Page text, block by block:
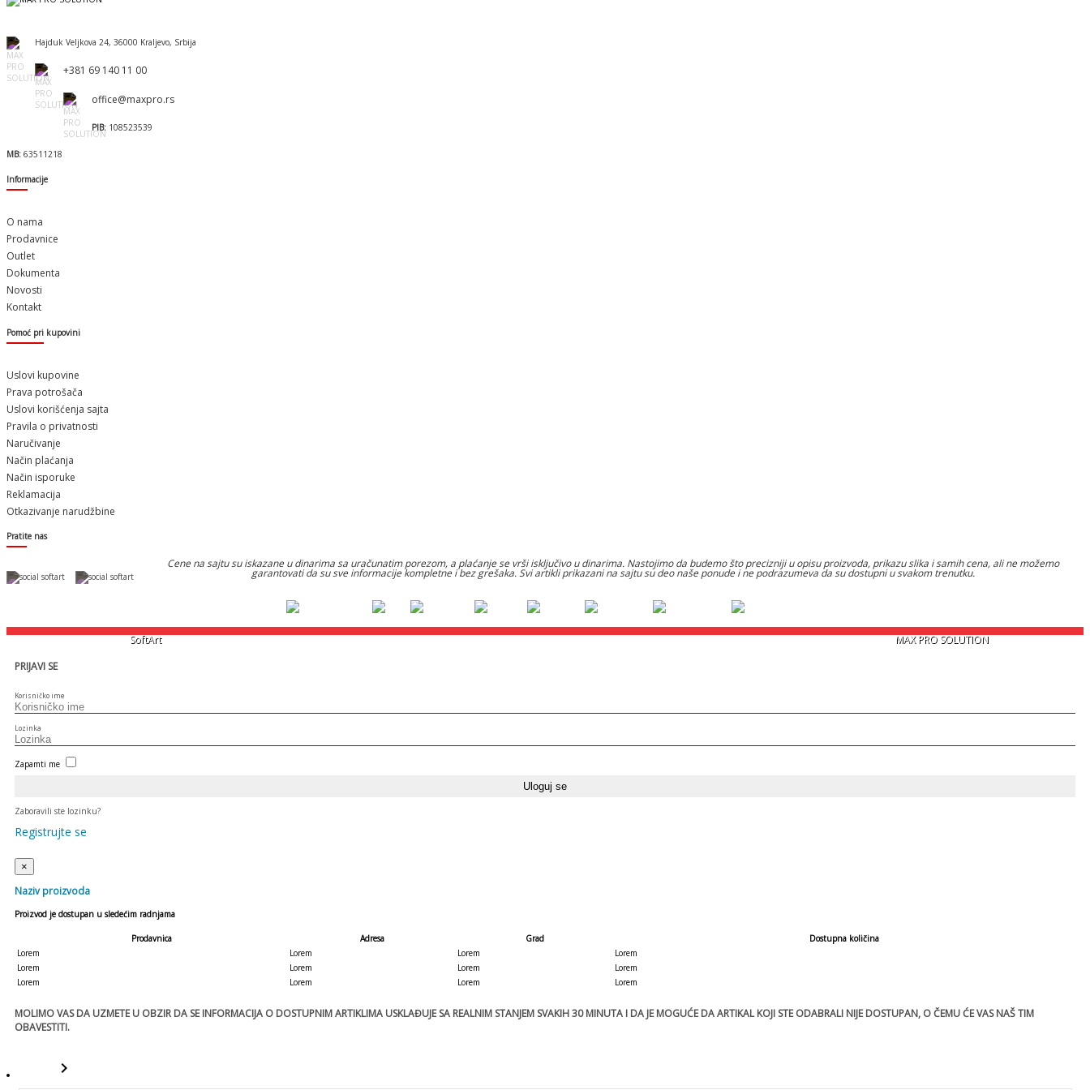
Hajduk Veljkova 24, 36000 Kraljevo, Srbija
+381 69 140 11 00
office@maxpro.rs
PIB: 108523539
MB: 63511218
Informacije
O nama
Prodavnice
Outlet
Dokumenta
Novosti
Kontakt
Pomoć pri kupovini
Uslovi kupovine
Prava potrošača
Uslovi korišćenja sajta
Pravila o privatnosti
Naručivanje
Način plaćanja
Način isporuke
Reklamacija
Otkazivanje narudžbine
Pratite nas
Cene na sajtu su iskazane u dinarima sa uračunatim porezom, a plaćanje se vrši isključivo u dinarima. Nastojimo da budemo što precizniji u opisu proizvoda, prikazu slika i samih cena, ali ne možemo
garantovati da su sve informacije kompletne i bez grešaka. Svi artikli prikazani na sajtu su deo naše ponude i ne podrazumeva da su dostupni u svakom trenutku.
Designed & Developed bySoftArt Copyright © 2026MAX PRO SOLUTION. Sva prava zadržana
PRIJAVI SE
Korisničko ime
Lozinka
Zapamti me
Zaboravili ste lozinku?
Registrujte se
×
Naziv proizvoda
Proizvod je dostupan u sledećim radnjama
Prodavnica Adresa Grad
Dostupna količina
Lorem
Lorem Lorem
Lorem
Lorem
Lorem Lorem
Lorem
Lorem
Lorem Lorem Lorem
MOLIMO VAS DA UZMETE U OBZIR DA SE INFORMACIJA O DOSTUPNIM ARTIKLIMA USKLAĐUJE SA REALNIM STANJEM SVAKIH 30 MINUTA I DA JE MOGUĆE DA ARTIKAL KOJI STE ODABRALI NIJE DOSTUPAN, O ČEMU ĆE VAS NAŠ TIM
OBAVESTITI.
keyboard_arrow_right